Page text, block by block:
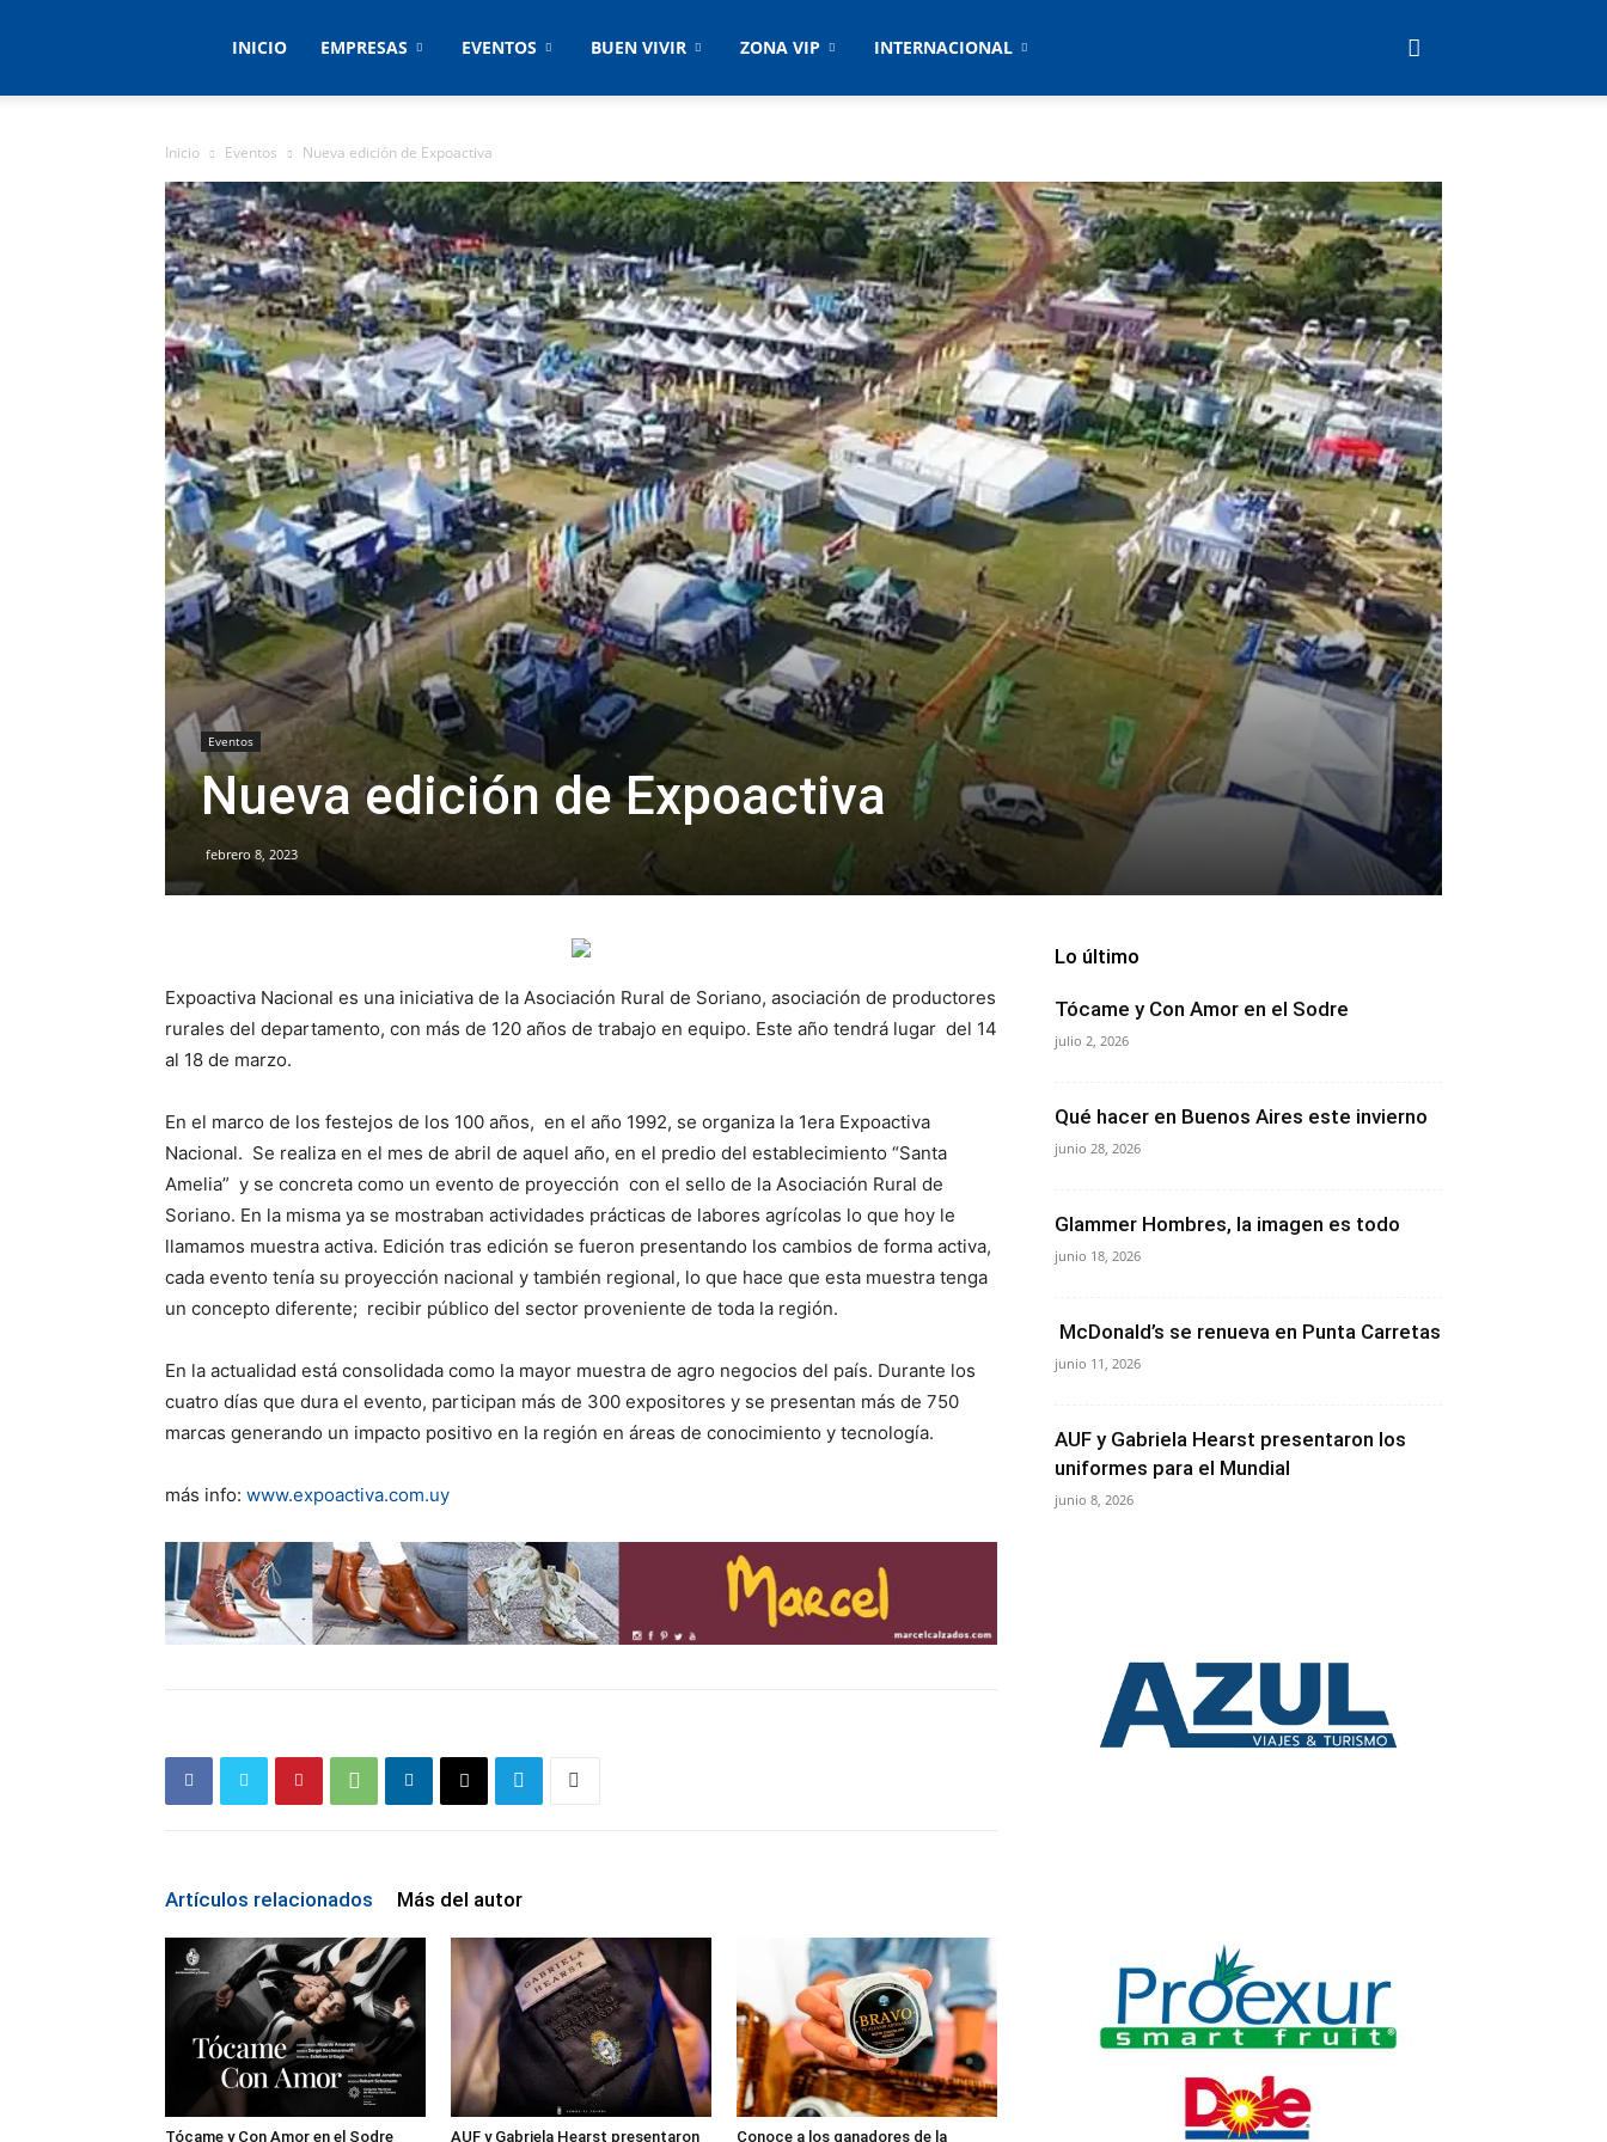
Empresas
&
Eventos
INICIO EMPRESAS EVENTOS BUEN VIVIR ZONA VIP INTERNACIONAL
Inicio Eventos Nueva edición de Expoactiva
Eventos
Nueva edición de Expoactiva
febrero 8, 2023
Expoactiva Nacional es una iniciativa de la Asociación Rural de Soriano, asociación de productores
rurales del departamento, con más de 120 años de trabajo en equipo. Este año tendrá lugar del 14
al 18 de marzo.
En el marco de los festejos de los 100 años, en el año 1992, se organiza la 1era Expoactiva
Nacional. Se realiza en el mes de abril de aquel año, en el predio del establecimiento “Santa
Amelia” y se concreta como un evento de proyección con el sello de la Asociación Rural de
Soriano. En la misma ya se mostraban actividades prácticas de labores agrícolas lo que hoy le
llamamos muestra activa. Edición tras edición se fueron presentando los cambios de forma activa,
cada evento tenía su proyección nacional y también regional, lo que hace que esta muestra tenga
un concepto diferente; recibir público del sector proveniente de toda la región.
En la actualidad está consolidada como la mayor muestra de agro negocios del país. Durante los
cuatro días que dura el evento, participan más de 300 expositores y se presentan más de 750
marcas generando un impacto positivo en la región en áreas de conocimiento y tecnología.
más info: www.expoactiva.com.uy
Artículos relacionados Más del autor
Tócame y Con Amor en el Sodre AUF y Gabriela Hearst presentaron Conoce a los ganadores de la
Lo último
Tócame y Con Amor en el Sodre
julio 2, 2026
Qué hacer en Buenos Aires este invierno
junio 28, 2026
Glammer Hombres, la imagen es todo
junio 18, 2026
McDonald’s se renueva en Punta Carretas
junio 11, 2026
AUF y Gabriela Hearst presentaron los
uniformes para el Mundial
junio 8, 2026